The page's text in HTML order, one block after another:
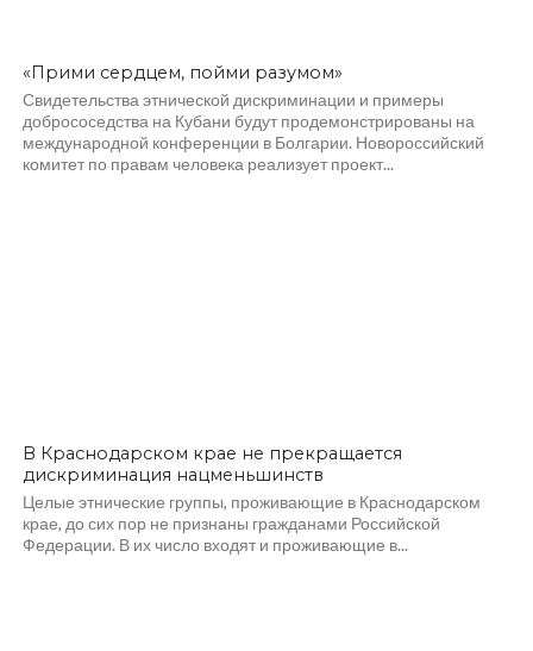
«Прими сердцем, пойми разумом»
Свидетельства этнической дискриминации и примеры
добрососедства на Кубани будут продемонстрированы на
международной конференции в Болгарии. Новороссийский
комитет по правам человека реализует проект...
В Краснодарском крае не прекращается
дискриминация нацменьшинств
Целые этнические группы, проживающие в Краснодарском
крае, до сих пор не признаны гражданами Российской
Федерации. В их число входят и проживающие в...